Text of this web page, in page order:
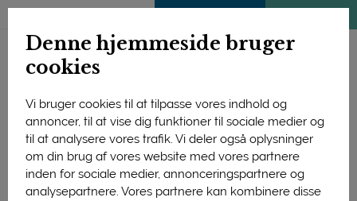
Denne hjemmeside bruger
cookies
Vi bruger cookies til at tilpasse vores indhold og
annoncer, til at vise dig funktioner til sociale medier og
til at analysere vores trafik. Vi deler også oplysninger
om din brug af vores website med vores partnere
inden for sociale medier, annonceringspartnere og
analysepartnere. Vores partnere kan kombinere disse